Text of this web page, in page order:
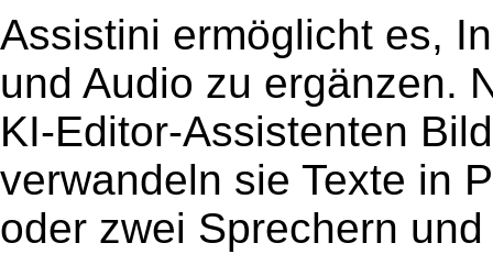
Assistini ermöglicht es,
und Audio zu ergänzen.
KI-Editor-Assistenten
verwandeln sie Texte in
oder zwei Sprechern